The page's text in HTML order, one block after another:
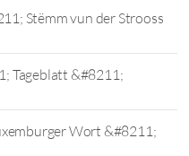
Stëmm vun der Strooss
Tageblatt &#8211;
Wort &#8211;